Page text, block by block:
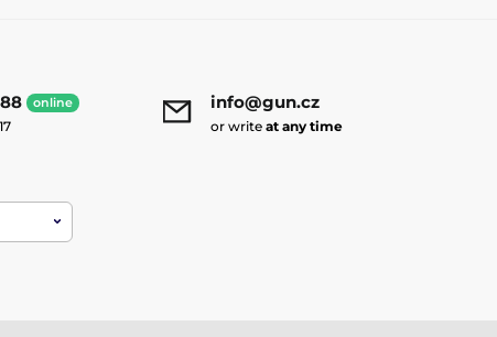
online info@gun.cz
or write at any time